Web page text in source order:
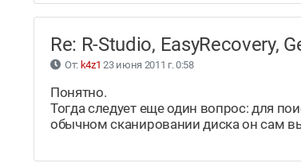
Re: R-Studio, EasyRecovery,
От: k4z1 23 июня 2011 г. 0:58
Понятно.
Тогда следует еще один вопрос: для
обычном сканировании диска он сам